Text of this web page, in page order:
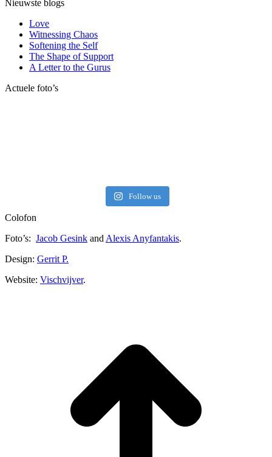
Nieuwste blogs
Love
Witnessing Chaos
Softening the Self
The Shape of Support
A Letter to the Gurus
Actuele foto’s
Follow us
Colofon
Foto’s: Jacob Gesink and Alexis Anyfantakis.
Design: Gerrit P.
Website: Vischvijver.